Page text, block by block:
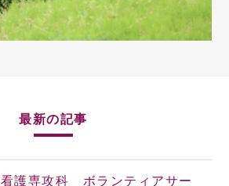
最新の記事
看護専攻科 ボランティアサー